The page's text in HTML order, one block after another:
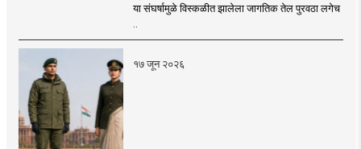
चिंता.
या संघर्षामुळे विस्कळीत झालेला जागतिक तेल पुरवठा लगेच
१७ जून २०२६